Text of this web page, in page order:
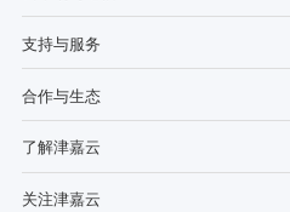
支持与服务
合作与生态
了解津嘉云
关注津嘉云